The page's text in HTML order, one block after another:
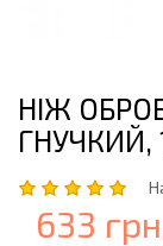
НІЖ
ГНУЧКИЙ,
633